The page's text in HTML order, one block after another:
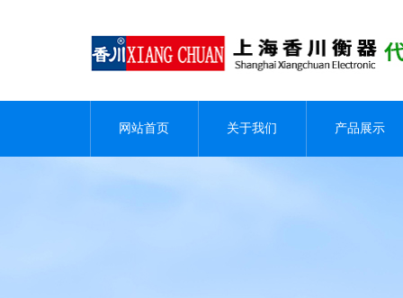
网站首页 关于我们 产品展示